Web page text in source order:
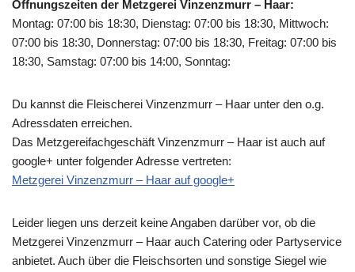
Öffnungszeiten der Metzgerei Vinzenzmurr – Haar:
Montag: 07:00 bis 18:30, Dienstag: 07:00 bis 18:30, Mittwoch:
07:00 bis 18:30, Donnerstag: 07:00 bis 18:30, Freitag: 07:00 bis
18:30, Samstag: 07:00 bis 14:00, Sonntag:
Du kannst die Fleischerei Vinzenzmurr – Haar unter den o.g.
Adressdaten erreichen.
Das Metzgereifachgeschäft Vinzenzmurr – Haar ist auch auf
google+ unter folgender Adresse vertreten:
Metzgerei Vinzenzmurr – Haar auf google+
Leider liegen uns derzeit keine Angaben darüber vor, ob die
Metzgerei Vinzenzmurr – Haar auch Catering oder Partyservice
anbietet. Auch über die Fleischsorten und sonstige Siegel wie